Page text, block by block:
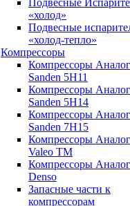
Подвесные
«холод»
Подвесные
«холод-тепло»
Компрессоры
Компрессоры
Sanden 5H11
Компрессоры
Sanden 5H14
Компрессоры
Sanden 7H15
Компрессоры
Valeo ТМ
Компрессоры
Denso
Запасные части к
компрессорам